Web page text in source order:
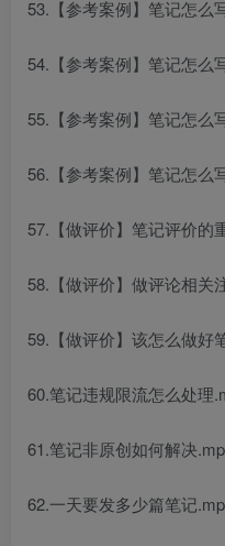
53.【参考案例】笔记怎
54.【参考案例】笔记怎
55.【参考案例】笔记怎
56.【参考案例】笔记怎
57.【做评价】笔记评价的
58.【做评价】做评论相关
59.【做评价】该怎么做好
60.笔记违规限流怎么处理
61.笔记非原创如何解决
62.一天要发多少篇笔记